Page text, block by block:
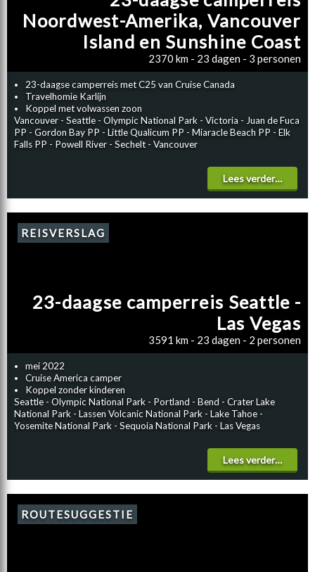
23-daagse camperreis met C25 van Cruise Canada
Travelhomie Karlijn
Koppel met volwassen zoon
Vancouver - Seattle - Olympic National Park - Victoria - Juan de Fuca
PP - Gordon Bay PP - Little Qualicum PP - Miaracle Beach PP - Elk
Falls PP - Powell River - Sechelt - Vancouver
Lees verder…
Noordwest-Amerika, Vancouver
Island en Sunshine Coast
2370 km - 23 dagen - 3 personen
mei 2022
Cruise America camper
Koppel zonder kinderen
Seattle - Olympic National Park - Portland - Bend - Crater Lake
National Park - Lassen Volcanic National Park - Lake Tahoe -
Yosemite National Park - Sequoia National Park - Las Vegas
Lees verder…
REISVERSLAG
23-daagse camperreis Seattle -
Las Vegas
3591 km - 23 dagen - 2 personen
ROUTESUGGESTIE